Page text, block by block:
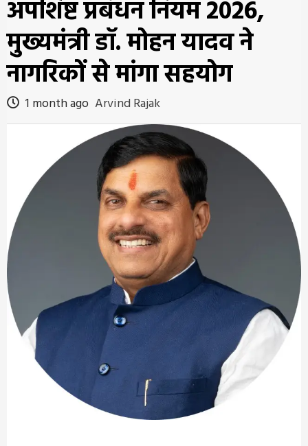
अपशिष्ट प्रबंधन नियम 2026,
मुख्यमंत्री डॉ. मोहन यादव ने
नागरिकों से मांगा सहयोग
1 month ago Arvind Rajak